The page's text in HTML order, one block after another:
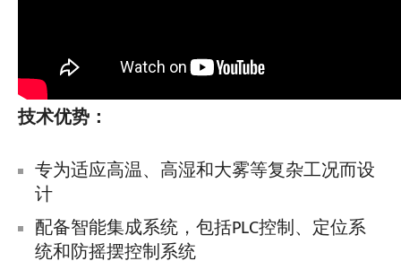
技术优势：
专为适应高温、高湿和大雾等复杂工况而设
计
配备智能集成系统，包括PLC控制、定位系
统和防摇摆控制系统